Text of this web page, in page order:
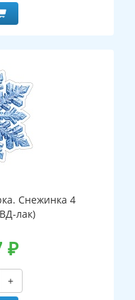
Снежинка 4
лак)
₽
+